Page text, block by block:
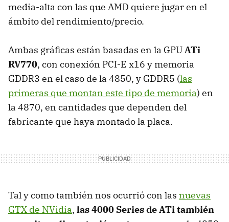
media-alta con las que AMD quiere jugar en el
ámbito del rendimiento/precio.
Ambas gráficas están basadas en la GPU ATi
RV770, con conexión PCI-E x16 y memoria
GDDR3 en el caso de la 4850, y GDDR5 (las
primeras que montan este tipo de memoria) en
la 4870, en cantidades que dependen del
fabricante que haya montado la placa.
Tal y como también nos ocurrió con las nuevas
GTX de NVidia, las 4000 Series de ATi también